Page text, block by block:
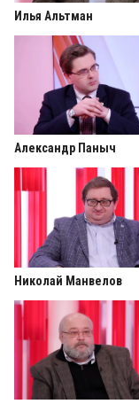
Илья Альтман
Александр Паныч
Николай Манвелов